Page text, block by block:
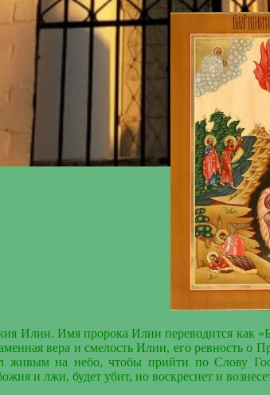
Илии. Имя пророка Илии переводится как
вера и смелость Илии, его ревность о
на небо, чтобы прийти по Слову
и лжи, будет убит, но воскреснет и